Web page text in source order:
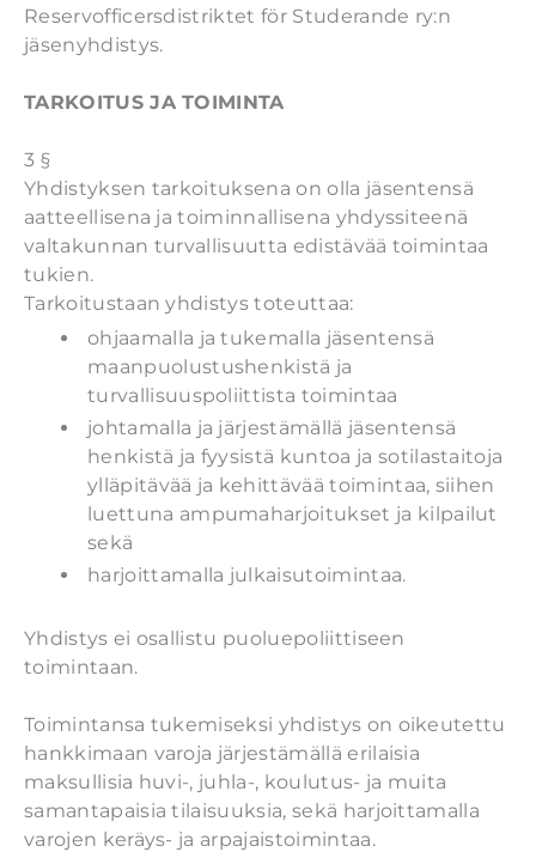
Reservofficersdistriktet för Studerande ry:n
jäsenyhdistys.
TARKOITUS JA TOIMINTA
3 §
Yhdistyksen tarkoituksena on olla jäsentensä
aatteellisena ja toiminnallisena yhdyssiteenä
valtakunnan turvallisuutta edistävää toimintaa
tukien.
Tarkoitustaan yhdistys toteuttaa:
ohjaamalla ja tukemalla jäsentensä
maanpuolustushenkistä ja
turvallisuuspoliittista toimintaa
johtamalla ja järjestämällä jäsentensä
henkistä ja fyysistä kuntoa ja sotilastaitoja
ylläpitävää ja kehittävää toimintaa, siihen
luettuna ampumaharjoitukset ja kilpailut
sekä
harjoittamalla julkaisutoimintaa.
Yhdistys ei osallistu puoluepoliittiseen
toimintaan.
Toimintansa tukemiseksi yhdistys on oikeutettu
hankkimaan varoja järjestämällä erilaisia
maksullisia huvi-, juhla-, koulutus- ja muita
samantapaisia tilaisuuksia, sekä harjoittamalla
varojen keräys- ja arpajaistoimintaa.